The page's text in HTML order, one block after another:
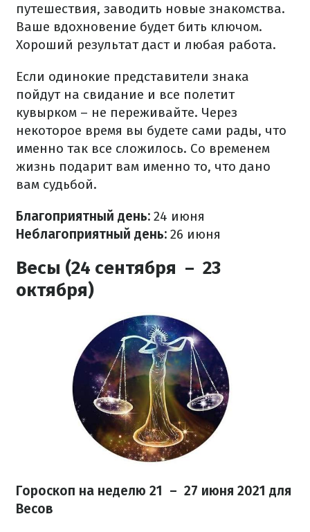
путешествия, заводить новые знакомства.
Ваше вдохновение будет бить ключом.
Хороший результат даст и любая работа.
Если одинокие представители знака
пойдут на свидание и все полетит
кувырком – не переживайте. Через
некоторое время вы будете сами рады, что
именно так все сложилось. Со временем
жизнь подарит вам именно то, что дано
вам судьбой.
Благоприятный день: 24 июня
Неблагоприятный день: 26 июня
Весы (24 сентября – 23
октября)
Гороскоп на неделю 21 – 27 июня 2021 для
Весов